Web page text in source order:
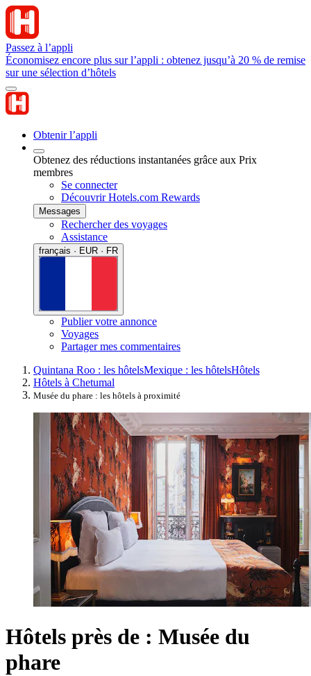
Passez à l’appli
Économisez encore plus sur l’appli : obtenez jusqu’à 20 % de remise
sur une sélection d’hôtels
Obtenir l’appli
Obtenez des réductions instantanées grâce aux Prix
membres
Se connecter
Découvrir Hotels.com Rewards
Messages
Rechercher des voyages
Assistance
français · EUR · FR
Publier votre annonce
Voyages
Partager mes commentaires
Quintana Roo : les hôtelsMexique : les hôtelsHôtels
Hôtels à Chetumal
Musée du phare : les hôtels à proximité
Hôtels près de : Musée du
phare